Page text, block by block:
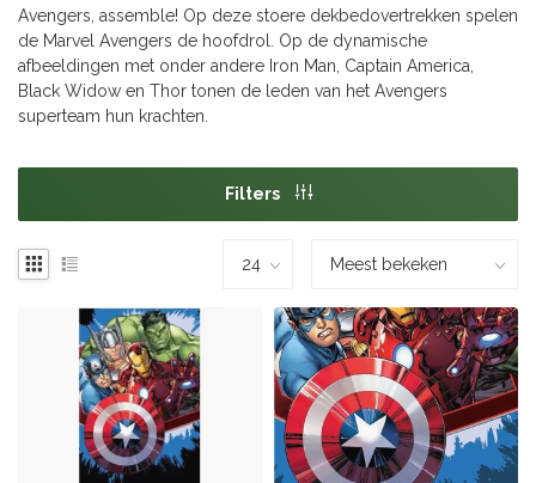
Avengers, assemble! Op deze stoere dekbedovertrekken spelen
de Marvel Avengers de hoofdrol. Op de dynamische
afbeeldingen met onder andere Iron Man, Captain America,
Black Widow en Thor tonen de leden van het Avengers
superteam hun krachten.
Filters